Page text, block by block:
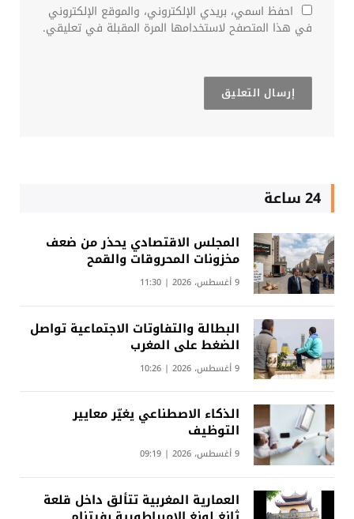
احفظ اسمي، بريدي الإلكتروني، والموقع الإلكتروني
في هذا المتصفح لاستخدامها المرة المقبلة في تعليقي.
24 ساعة
المجلس الاقتصادي يحذر من ضعف
مخزونات المحروقات والقمح
9 أغسطس، 2026 | 11:30
البطالة والتفاوتات الاجتماعية تواصل
الضغط على المغرب
9 أغسطس، 2026 | 10:26
الذكاء الاصطناعي يغيّر معايير
التوظيف
9 أغسطس، 2026 | 09:19
العمارية المغربية تتألق داخل قلعة